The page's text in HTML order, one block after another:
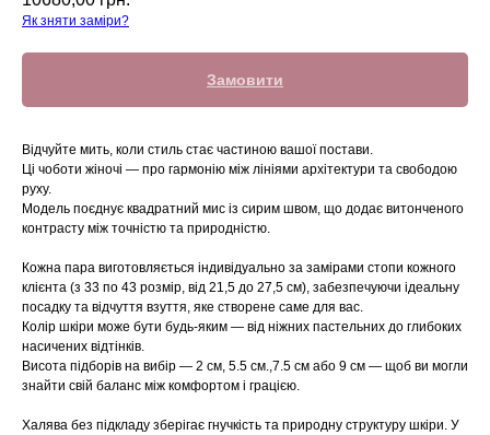
Як зняти заміри?
Замовити
Відчуйте мить, коли стиль стає частиною вашої постави.
Ці чоботи жіночі — про гармонію між лініями архітектури та свободою
руху.
Модель поєднує квадратний мис із сирим швом, що додає витонченого
контрасту між точністю та природністю.
Кожна пара виготовляється індивідуально за замірами стопи кожного
клієнта (з 33 по 43 розмір, від 21,5 до 27,5 см), забезпечуючи ідеальну
посадку та відчуття взуття, яке створене саме для вас.
Колір шкіри може бути будь-яким — від ніжних пастельних до глибоких
насичених відтінків.
Висота підборів на вибір — 2 см, 5.5 см.,7.5 см або 9 см — щоб ви могли
знайти свій баланс між комфортом і грацією.
Халява без підкладу зберігає гнучкість та природну структуру шкіри. У